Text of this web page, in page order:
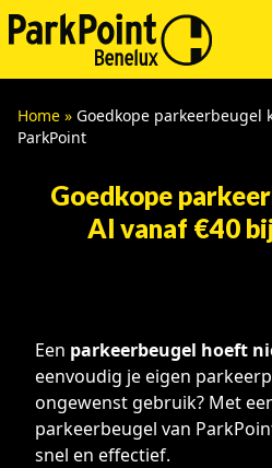
Home » Goedkope parkeerbeugel
ParkPoint
Goedkope
Al vanaf €40
Een parkeerbeugel hoeft
eenvoudig je eigen
ongewenst gebruik? Met
parkeerbeugel van
snel en effectief.